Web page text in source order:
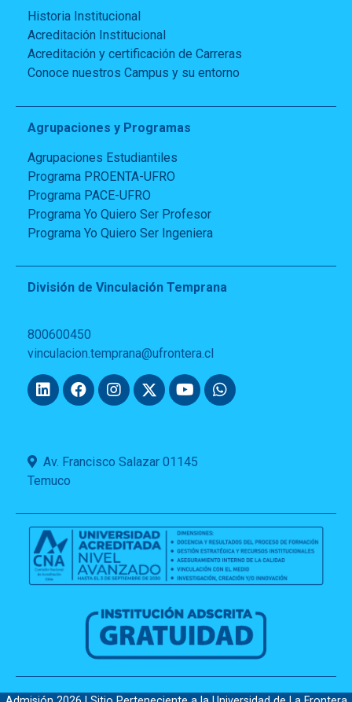
Historia Institucional
Acreditación Institucional
Acreditación y certificación de Carreras
Conoce nuestros Campus y su entorno
Agrupaciones y Programas
Agrupaciones Estudiantiles
Programa PROENTA-UFRO
Programa PACE-UFRO
Programa Yo Quiero Ser Profesor
Programa Yo Quiero Ser Ingeniera
División de Vinculación Temprana
800600450
vinculacion.temprana@ufrontera.cl
Av. Francisco Salazar 01145
Temuco